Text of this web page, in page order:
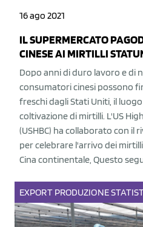
16 ago 2021
IL SUPERMERCATO
CINESE AI MIRTILLI
Dopo anni di duro lavoro e di
consumatori cinesi possono
freschi dagli Stati Uniti, il
coltivazione di mirtilli. L'US
(USHBC) ha collaborato con il
per celebrare l'arrivo dei
Cina continentale, Questo
EXPORT PRODUZIONE